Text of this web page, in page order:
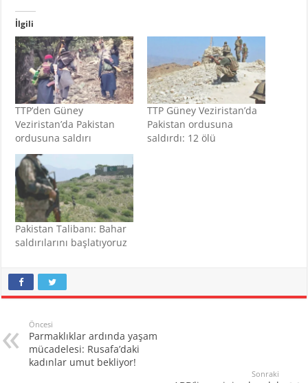
İlgili
TTP’den Güney
Veziristan’da Pakistan
ordusuna saldırı
TTP Güney Veziristan’da
Pakistan ordusuna
saldırdı: 12 ölü
Pakistan Talibanı: Bahar
saldırılarını başlatıyoruz
Öncesi
Parmaklıklar ardında yaşam
mücadelesi: Rusafa’daki
kadınlar umut bekliyor!
Sonraki